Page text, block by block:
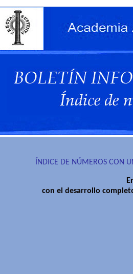
ÍNDICE DE NÚMEROS CON
con el desarrollo